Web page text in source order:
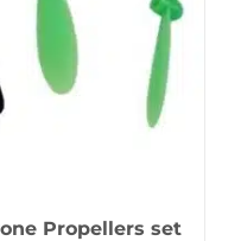
Propellers set